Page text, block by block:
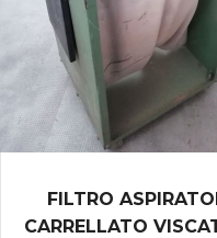
FILTRO
CARRELLATO